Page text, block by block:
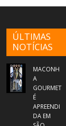
ÚLTIMAS
NOTÍCIAS
MACONH
A
GOURMET
É
APREENDI
DA EM